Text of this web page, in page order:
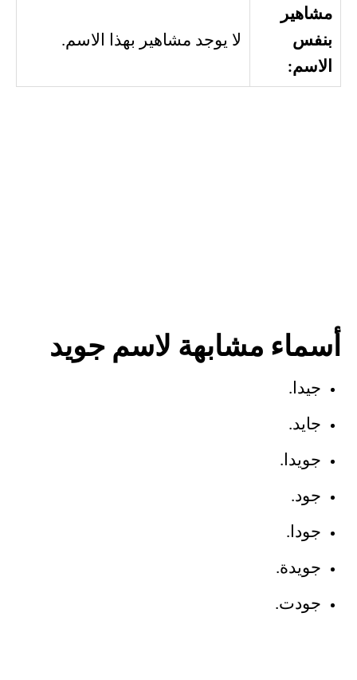
مشاهير
بنفس
الاسم:
لا يوجد مشاهير بهذا الاسم.
أسماء مشابهة لاسم جويد
جيدا.
جايد.
جويدا.
جود.
جودا.
جويدة.
جودت.